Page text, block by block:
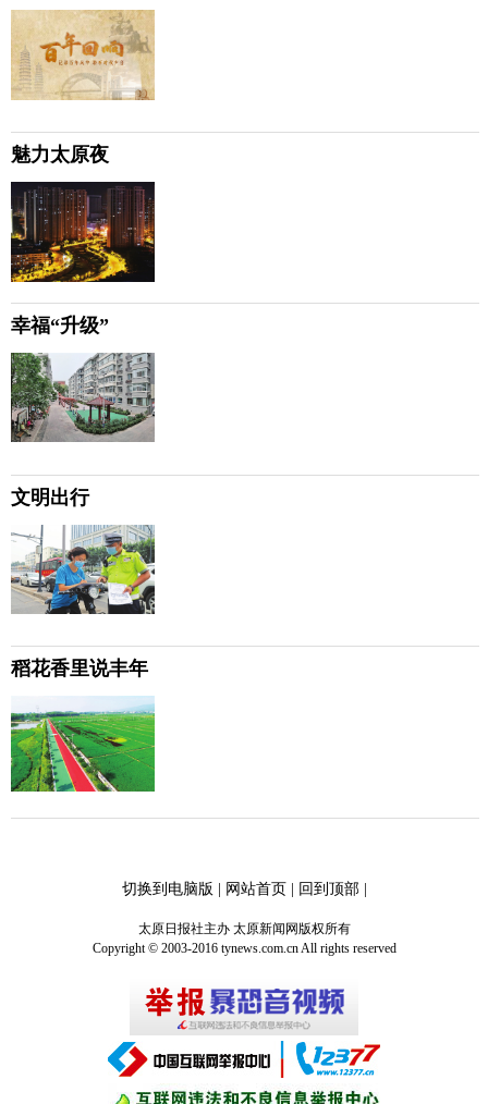
魅力太原夜
幸福“升级”
文明出行
稻花香里说丰年
切换到电脑版 | 网站首页| 回到顶部|
太原日报社主办 太原新闻网版权所有
Copyright © 2003-2016 tynews.com.cn All rights reserved